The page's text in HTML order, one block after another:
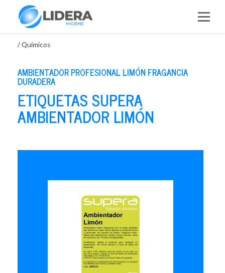
/Químicos
AMBIENTADOR PROFESIONAL LIMÓN FRAGANCIA
DURADERA
ETIQUETAS SUPERA
AMBIENTADOR LIMÓN